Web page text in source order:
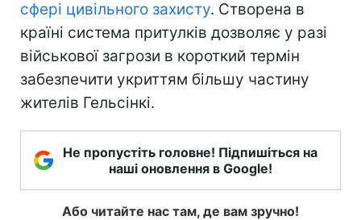
сфері цивільного захисту. Створена в
країні система притулків дозволяє у разі
військової загрози в короткий термін
забезпечити укриттям більшу частину
жителів Гельсінкі.
Не пропустіть головне! Підпишіться на
наші оновлення в Google!
Або читайте нас там, де вам зручно!